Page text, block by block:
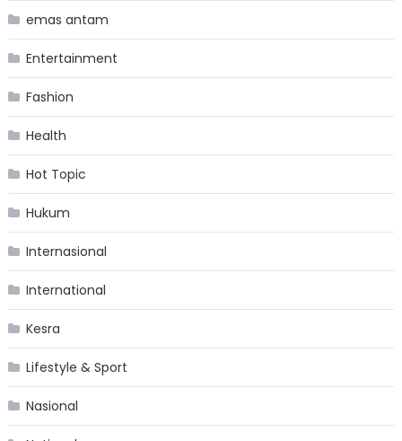
emas antam
Entertainment
Fashion
Health
Hot Topic
Hukum
Internasional
International
Kesra
Lifestyle & Sport
Nasional